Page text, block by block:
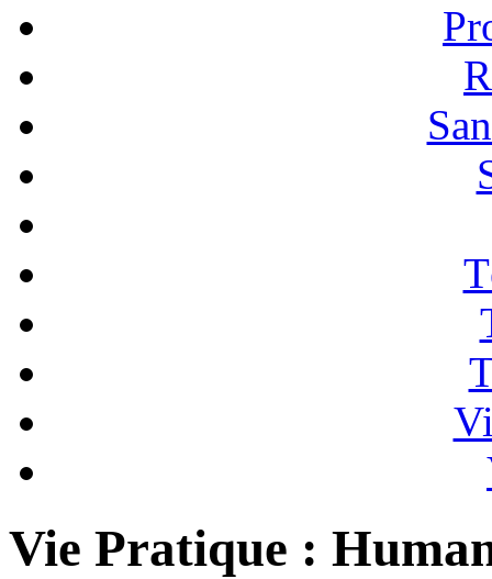
Vie Pratique :